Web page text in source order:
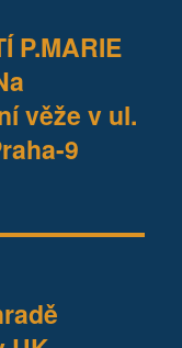
P.MARIE
věže v ul.
9